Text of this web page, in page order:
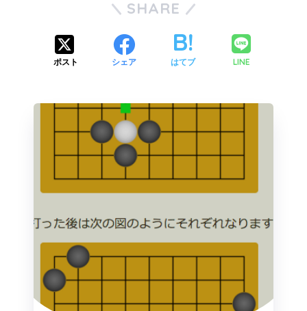
SHARE
ポスト シェア はてブ LINE